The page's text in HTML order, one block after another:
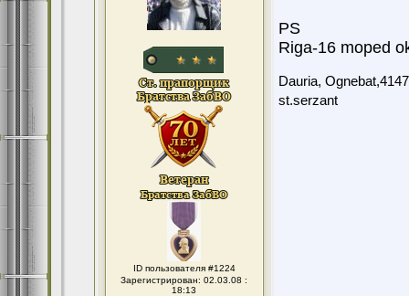
ID пользователя #1224
Зарегистрирован: 02.03.08 :
18:13
PS
Riga-16 moped
Dauria,
st.serzant